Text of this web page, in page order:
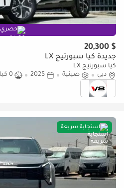
حصري
$ 20,300
جديدة كيا سبورتيج LX
كيا سبورتيج LX
دبي
صينية 2025
0 كيلومتر
استجابة سريعة